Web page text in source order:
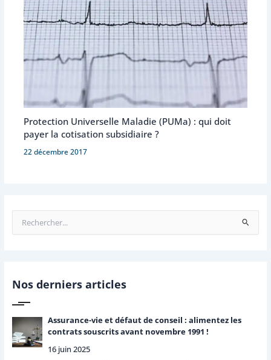
Protection Universelle Maladie (PUMa) : qui doit
payer la cotisation subsidiaire ?
22 décembre 2017
e
r
h
e
r
Nos derniers articles
Assurance-vie et défaut de conseil : alimentez les
contrats souscrits avant novembre 1991 !
16 juin 2025